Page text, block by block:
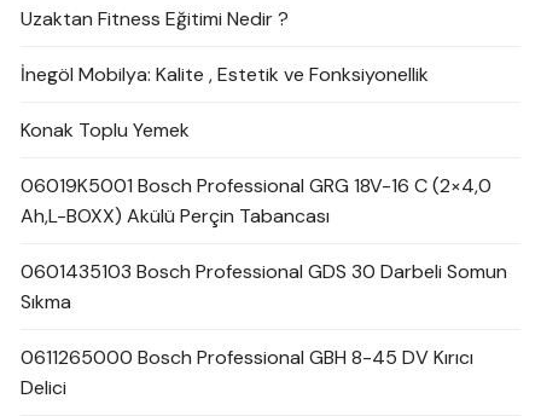
Uzaktan Fitness Eğitimi Nedir ?
İnegöl Mobilya: Kalite , Estetik ve Fonksiyonellik
Konak Toplu Yemek
06019K5001 Bosch Professional GRG 18V-16 C (2×4,0
Ah,L-BOXX) Akülü Perçin Tabancası
0601435103 Bosch Professional GDS 30 Darbeli Somun
Sıkma
0611265000 Bosch Professional GBH 8-45 DV Kırıcı
Delici